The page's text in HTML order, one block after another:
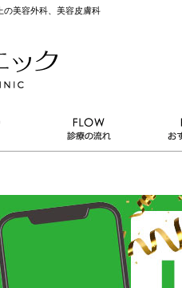
の美容外科、美容皮膚科